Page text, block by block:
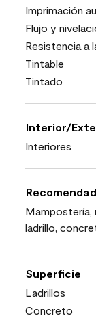
Imprimación
Flujo y
Resistencia a
Tintable
Tintado
Interior/
Interiores
Mampostería,
ladrillo,
Superficie
Ladrillos
Concreto